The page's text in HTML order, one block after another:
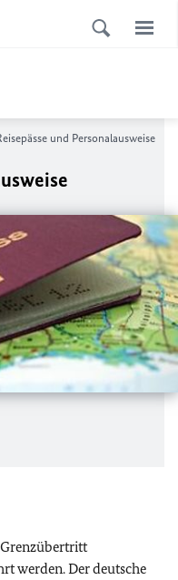
und Personalausweise
Grenzübertritt
werden. Der deutsche